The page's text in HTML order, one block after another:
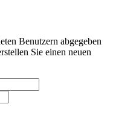
Benutzern abgegeben
Sie einen neuen